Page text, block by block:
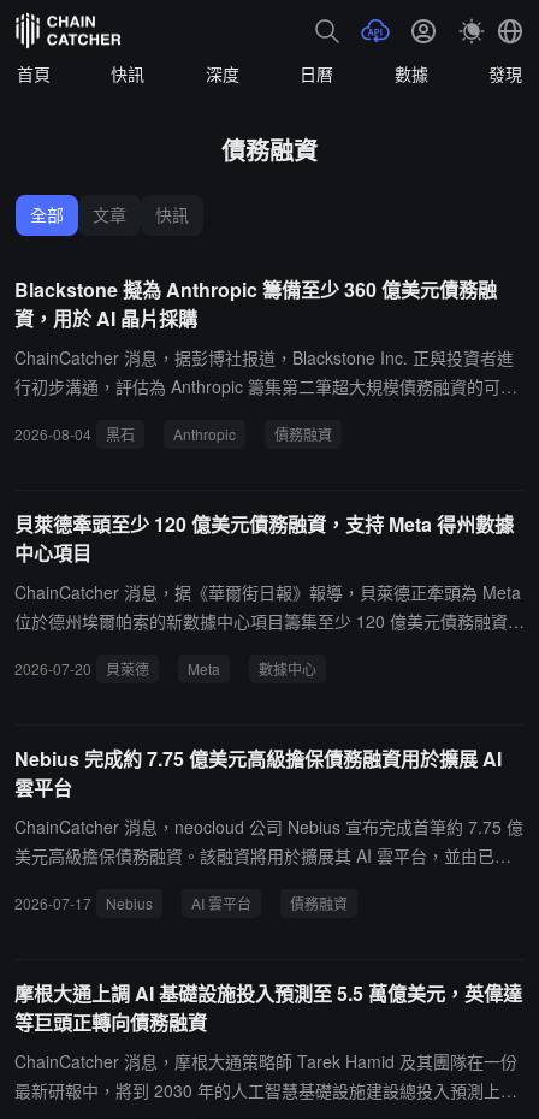
首頁 快訊 深度 日曆 數據 發現
債務融資
全部 文章 快訊
Blackstone 擬為 Anthropic 籌備至少 360 億美元債務融
資，用於 AI 晶片採購
ChainCatcher 消息，据彭博社报道，Blackstone Inc. 正與投資者進
行初步溝通，評估為 Anthropic 籌集第二筆超大規模債務融資的可行
ne 此前提出的一項初步方案規模至少達到 360 億美元。融資規模、
獲取算力資源。隨著大模型訓練和推理需求持續增長，AI 企業正尋求
新的融資方式，以支持昂貴的計算基礎設施建設。
2026-08-04 黑石 Anthropic 債務融資
貝萊德牽頭至少 120 億美元債務融資，支持 Meta 得州數據
中心項目
ChainCatcher 消息，据《華爾街日報》報導，貝萊德正牽頭為 Meta
位於德州埃爾帕索的新數據中心項目籌集至少 120 億美元債務融資。
有其餘 20%，園區預計擁有約 1 吉瓦容量。摩根大通與摩根士丹利
企業 80% 權益、Meta 持有 20%，並通過債務融資支持建設。此
外，Meta 已同意租用貝萊德支持的 Aligned Data Centers 在賓夕法
尼亞州 Shippingport 開發的大型數據中心項目。貝萊德過去一年持續
擴大 AI 數據中心投資，包括以 400 億美元收購 Aligned Data Center
務融資的主要投資者之一，並在該交易中買入超過 30 億美元債券。
2026-07-20 貝萊德 Meta 數據中心
Nebius 完成約 7.75 億美元高級擔保債務融資用於擴展 AI
雲平台
ChainCatcher 消息，neocloud 公司 Nebius 宣布完成首筆約 7.75 億
美元高級擔保債務融資。該融資將用於擴展其 AI 雲平台，並由已部
於 2030 年到期，利率為 SOFR + 2.5%。Nebius 目前擁有來自微
2026-07-17 Nebius AI 雲平台 債務融資
摩根大通上調 AI 基礎設施投入預測至 5.5 萬億美元，英偉達
等巨頭正轉向債務融資
ChainCatcher 消息，摩根大通策略師 Tarek Hamid 及其團隊在一份
最新研報中，將到 2030 年的人工智慧基礎設施建設總投入預測上調